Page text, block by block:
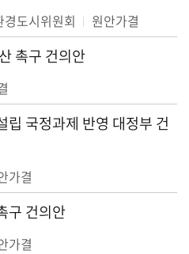
경도시위원회 원안가결
촉구 건의안
립 국정과제 반영 대정부 건
가결
구 건의안
가결